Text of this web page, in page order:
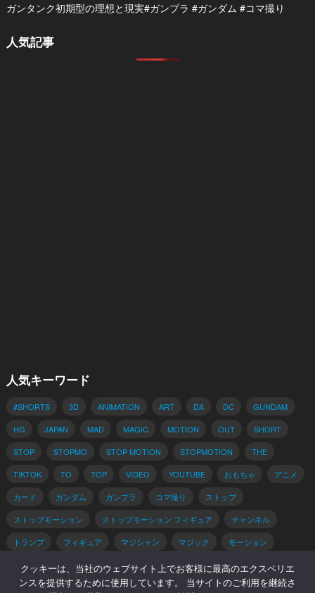
ガンタンク初期型の理想と現実#ガンプラ #ガンダム #コマ撮り
人気記事
人気キーワード
#SHORTS 3D ANIMATION ART DA DC
GUNDAM
HG
JAPAN MAD MAGIC MOTION OUT
SHORT
STOP
STOPMO STOP MOTION STOPMOTION
THE
TIKTOK
TO TOP VIDEO YOUTUBE おもちゃ
アニメ
カード
ガンダム ガンプラ コマ撮り
ストップ
ストップモーション
ストップモーション フィギュア
チャンネル
トランプ
フィギュア マジシャン マジック
モーション
動画
手品 手品 種明かし 種明かし 簡単 解説
クッキーは、当社のウェブサイト上でお客様に最高のエクスペリエ
ンスを提供するために使用しています。 当サイトのご利用を継続さ